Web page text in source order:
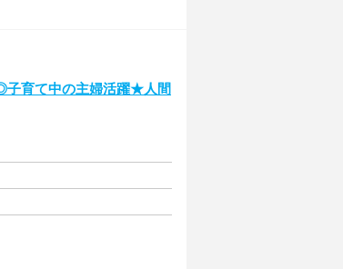
子育て中の主婦活躍★人間